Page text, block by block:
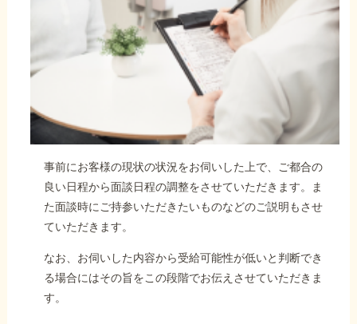
事前にお客様の現状の状況をお伺いした上で、ご都合の
良い日程から面談日程の調整をさせていただきます。ま
た面談時にご持参いただきたいものなどのご説明もさせ
ていただきます。
なお、お伺いした内容から受給可能性が低いと判断でき
る場合にはその旨をこの段階でお伝えさせていただきま
す。